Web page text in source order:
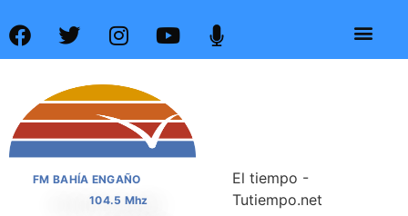
FM BAHÍA ENGAÑO
104.5 Mhz
El tiempo -
Tutiempo.net